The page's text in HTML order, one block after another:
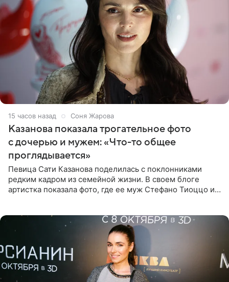
15 часов назад Соня Жарова
Казанова показала трогательное фото
с дочерью и мужем: «Что-то общее
проглядывается»
Певица Сати Казанова поделилась с поклонниками
редким кадром из семейной жизни. В своем блоге
артистка показала фото, где ее муж Стефано Тиоццо и